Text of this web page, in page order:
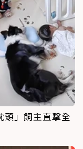
頭」飼主直擊全